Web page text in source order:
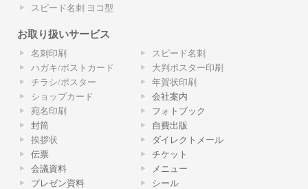
スピード名刺 ヨコ型
お取り扱いサービス
名刺印刷
ハガキ/ポストカード
チラシ/ポスター
ショップカード
宛名印刷
封筒
挨拶状
伝票
会議資料
プレゼン資料
スピード名刺
大判ポスター印刷
年賀状印刷
会社案内
フォトブック
自費出版
ダイレクトメール
チケット
メニュー
シール